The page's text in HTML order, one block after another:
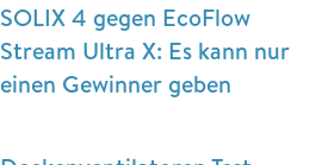
SOLIX 4 gegen EcoFlow
Stream Ultra X: Es kann nur
einen Gewinner geben